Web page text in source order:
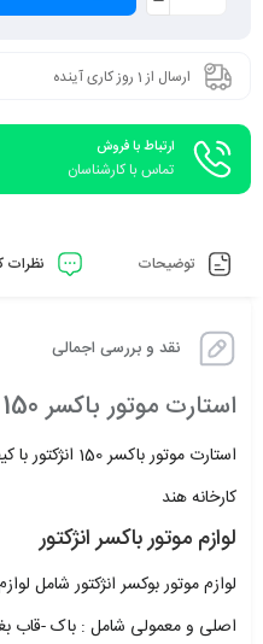
ارسال از 1 روز کاری آینده
ارتباط با فروش
تماس با کارشناسان
توضیحات نظرات
نقد و بررسی اجمالی
استارت موتور باکسر 150 انژکتور
استارت موتور
کارخانه هند
لوازم موتور باکسر انژکتور
لوازم موتور بوکسر انژکتور شامل
اصلی و معمولی شامل : باک -قاب